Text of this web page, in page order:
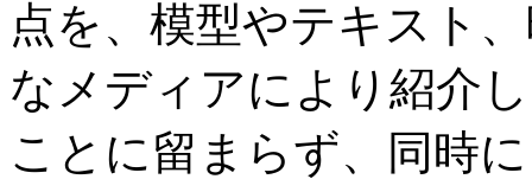
点を、模型やテキスト
なメディアにより紹介
ことに留まらず、同時